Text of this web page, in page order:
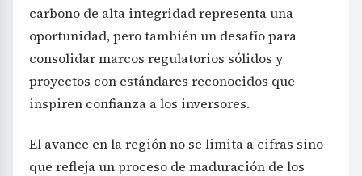
carbono de alta integridad representa una
oportunidad, pero también un desafío para
consolidar marcos regulatorios sólidos y
proyectos con estándares reconocidos que
inspiren confianza a los inversores.
El avance en la región no se limita a cifras sino
que refleja un proceso de maduración de los